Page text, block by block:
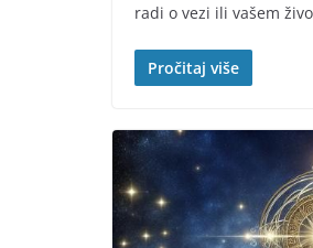
radi o vezi ili vašem
Pročitaj više